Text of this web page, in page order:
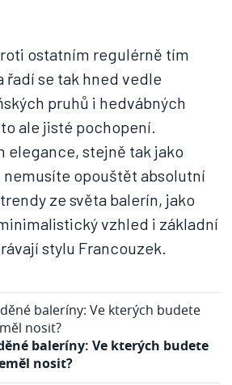
ostatním regulérně tím
řadí se tak hned vedle
pruhů i hedvábných
ale jisté pochopení.
elegance, stejně tak jako
opouštět absolutní
ze světa balerín, jako
vzhled i základní
stylu Francouzek.
baleríny: Ve kterých budete
nosit?